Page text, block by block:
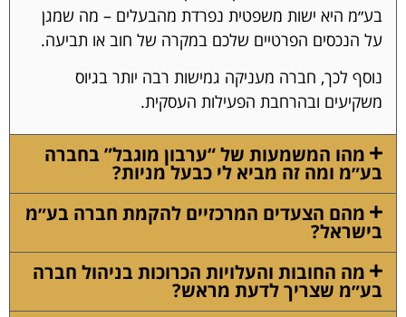
בע״מ היא ישות משפטית נפרדת מהבעלים – מה שמגן
על הנכסים הפרטיים שלכם במקרה של חוב או תביעה.
נוסף לכך, חברה מעניקה גמישות רבה יותר בגיוס
משקיעים ובהרחבת הפעילות העסקית.
מהו המשמעות של “ערבון מוגבל” בחברה
בע״מ ומה זה מביא לי כבעל מניות?
מהם הצעדים המרכזיים להקמת חברה בע״מ
בישראל?
מה החובות והעלויות הכרוכות בניהול חברה
בע״מ שצריך לדעת מראש?